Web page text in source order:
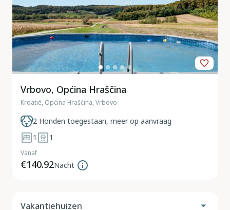
Vrbovo, Općina Hraščina
Kroatië, Općina Hraščina, Vrbovo
2 Honden toegestaan, meer op aanvraag
1
1
Vanaf
€140.92Nacht
Vakantiehuizen